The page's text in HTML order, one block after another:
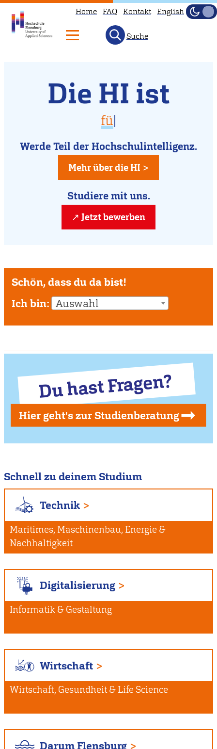
Home FAQ Kontakt English
Hell
Suche
Flensburg
Die HI ist
kreativ
für D
Werde Teil der Hochschulintelligenz.
Mehr über die HI >
Studiere mit uns.
Jetzt bewerben
Schön, dass du da bist!
Ich bin: Auswahl
Du hast Fragen?
Hier geht's zur Studienberatung
Schnell zu deinem Studium
Technik
Maritimes, Maschinenbau, Energie &
Nachhaltigkeit
Digitalisierung
Informatik & Gestaltung
Wirtschaft
Wirtschaft, Gesundheit & Life Science
Darum Flensburg